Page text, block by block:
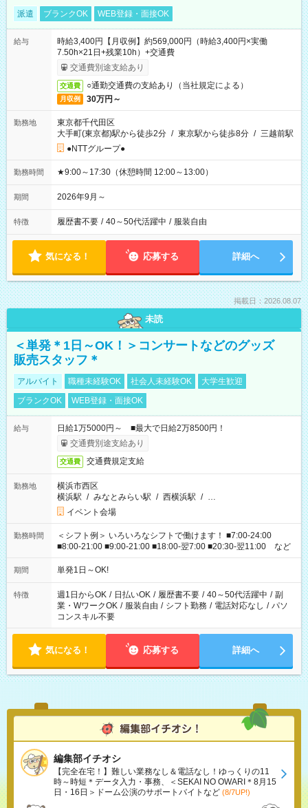
派遣 ブランクOK WEB登録・面接OK
給与
時給3,400円【月収例】約569,000円（時給3,400円×実働
7.50h×21日+残業10h）+交通費
交通費別途支給あり
交通費 ○通勤交通費の支給あり（当社規定による）
月収例 30万円～
勤務地
東京都千代田区
大手町(東京都)駅から徒歩2分 / 東京駅から徒歩8分 / 三越前駅
●NTTグループ●
勤務時間 ★9:00～17:30（休憩時間 12:00～13:00）
期間 2026年9月～
特徴 履歴書不要 / 40～50代活躍中 / 服装自由
気になる！ 応募する 詳細へ
掲載日：2026.08.07
未読
＜単発＊1日～OK！＞コンサートなどのグッズ
販売スタッフ＊
アルバイト 職種未経験OK 社会人未経験OK
大学生歓迎
ブランクOK
WEB登録・面接OK
給与
日給1万5000円～ ■最大で日給2万8500円！
交通費別途支給あり
交通費 交通費規定支給
勤務地
横浜市西区
横浜駅 / みなとみらい駅 / 西横浜駅 / …
イベント会場
勤務時間
＜シフト例＞ いろいろなシフトで働けます！ ■7:00-24:00
■8:00-21:00 ■9:00-21:00 ■18:00-翌7:00 ■20:30-翌11:00 など
期間 単発1日～OK!
特徴 週1日からOK / 日払いOK / 履歴書不要 / 40～50代活躍中 / 副
業・WワークOK / 服装自由 / シフト勤務 / 電話対応なし / パソ
コンスキル不要
気になる！ 応募する 詳細へ
編集部イチオシ
【完全在宅！】難しい業務なし＆電話なし！ゆっくりの11
時～時短＊データ入力・事務、＜SEKAI NO OWARI＊8月15
日・16日＞ドーム公演のサポートバイトなど (8/7UP!)